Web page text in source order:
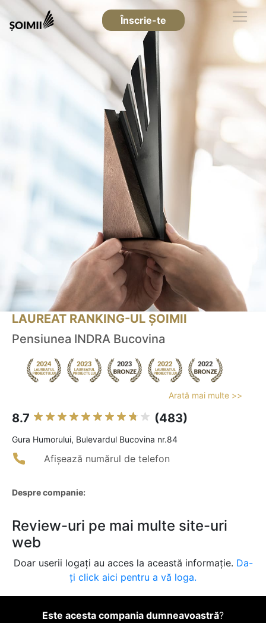
Înscrie-te
LAUREAT RANKING-UL ȘOIMII
Pensiunea INDRA Bucovina
Arată mai multe >>
8.7 (483)
Gura Humorului, Bulevardul Bucovina nr.84
Afișează numărul de telefon
Despre companie:
Review-uri pe mai multe site-uri
web
Doar userii logați au acces la această informație. Da-
ți click aici pentru a vă loga.
Este acesta compania dumneavoastră?